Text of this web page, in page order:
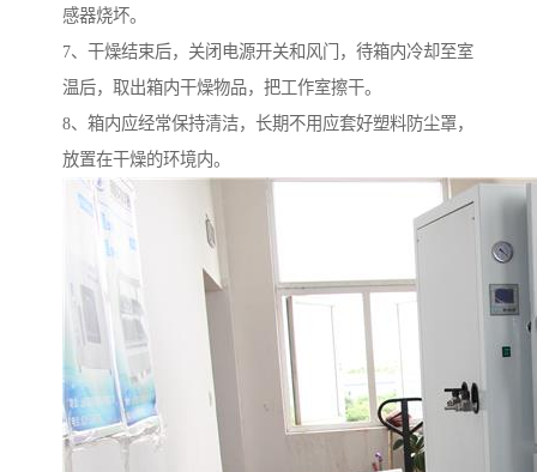
感器烧坏。
7、干燥结束后，关闭电源开关和风门，待箱内冷却至室
温后，取出箱内干燥物品，把工作室擦干。
8、箱内应经常保持清洁，长期不用应套好塑料防尘罩，
放置在干燥的环境内。